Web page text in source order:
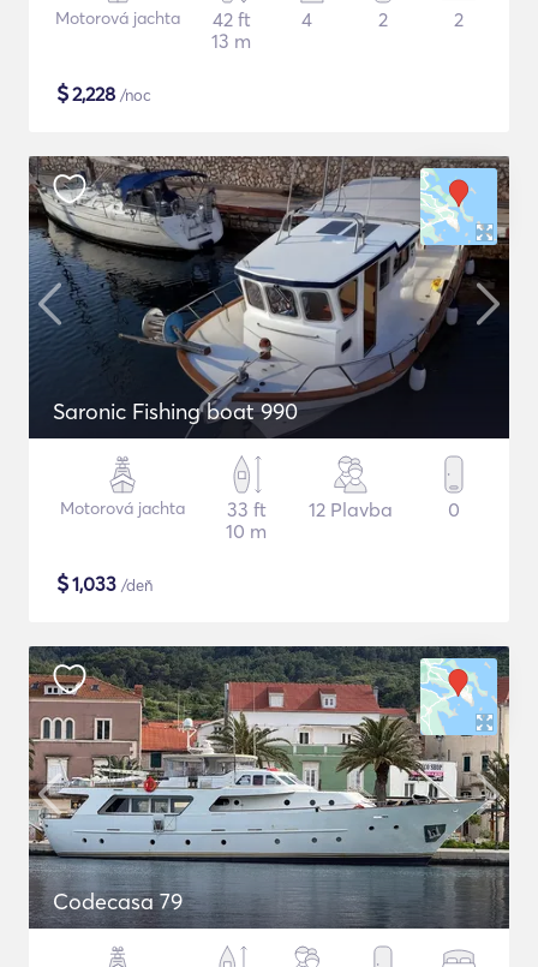
Motorová jachta
42 ft
13 m
4 2 2
$2,228 /noc
Saronic Fishing boat 990
Motorová jachta
33 ft
10 m
12 Plavba 0
$1,033 /deň
Codecasa 79